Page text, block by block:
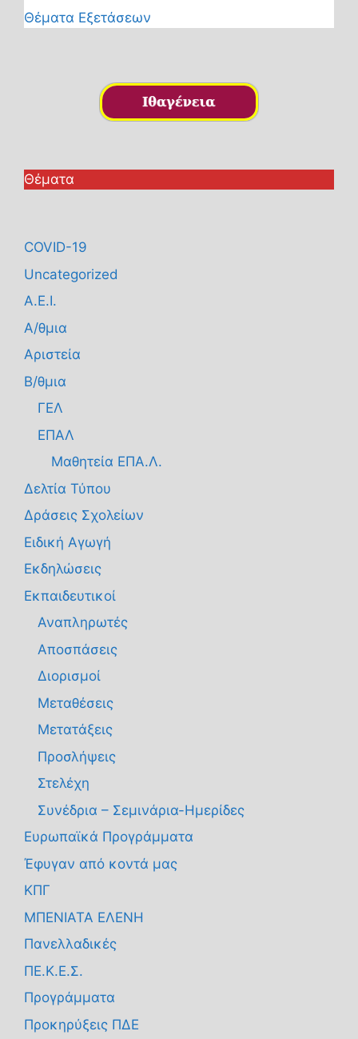
Θέματα Εξετάσεων
Θέματα
COVID-19
Uncategorized
Α.Ε.Ι.
Α/θμια
Αριστεία
Β/θμια
ΓΕΛ
ΕΠΑΛ
Μαθητεία ΕΠΑ.Λ.
Δελτία Τύπου
Δράσεις Σχολείων
Ειδική Αγωγή
Εκδηλώσεις
Εκπαιδευτικοί
Αναπληρωτές
Αποσπάσεις
Διορισμοί
Μεταθέσεις
Μετατάξεις
Προσλήψεις
Στελέχη
Συνέδρια – Σεμινάρια-Ημερίδες
Ευρωπαϊκά Προγράμματα
Έφυγαν από κοντά μας
ΚΠΓ
ΜΠΕΝΙΑΤΑ ΕΛΕΝΗ
Πανελλαδικές
ΠΕ.Κ.Ε.Σ.
Προγράμματα
Προκηρύξεις ΠΔΕ